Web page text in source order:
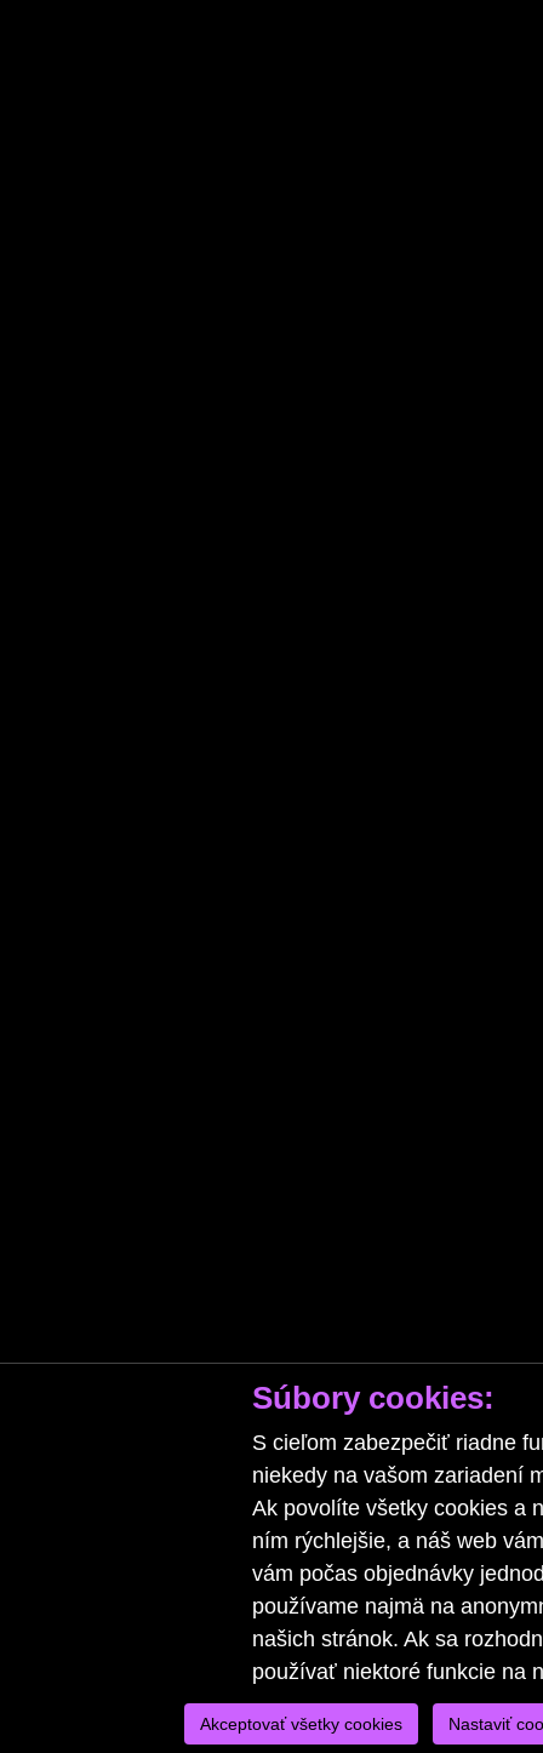
Súbory cookies:
S cieľom zabezpečiť riadne
niekedy na vašom zariadení
Ak povolíte všetky cookies a
ním rýchlejšie, a náš web
vám počas objednávky
používame najmä na
našich stránok. Ak sa
používať niektoré funkcie na
Akceptovať všetky cookies Nastaviť